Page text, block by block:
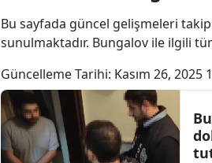
Bu sayfada güncel gelişmeleri
sunulmaktadır. Bungalov ile ilgili
Güncelleme Tarihi: Kasım 26, 2025